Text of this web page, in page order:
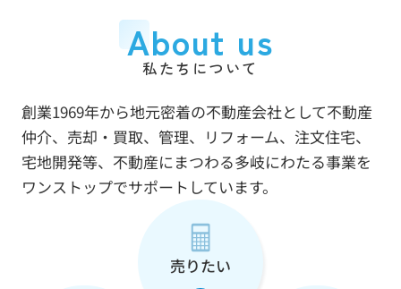
実
績
で
About us
私たちについて
創業1969年から地元密着の不動産会社として不動産
仲介、売却・買取、管理、リフォーム、注文住宅、
宅地開発等、不動産にまつわる多岐にわたる事業を
ワンストップでサポートしています。
売りたい